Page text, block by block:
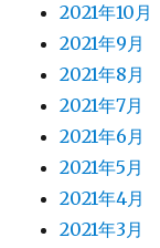
2021年10月
2021年9月
2021年8月
2021年7月
2021年6月
2021年5月
2021年4月
2021年3月